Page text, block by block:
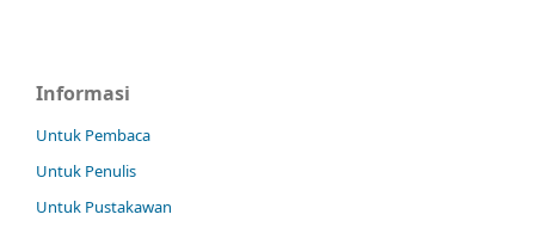
Informasi
Untuk Pembaca
Untuk Penulis
Untuk Pustakawan